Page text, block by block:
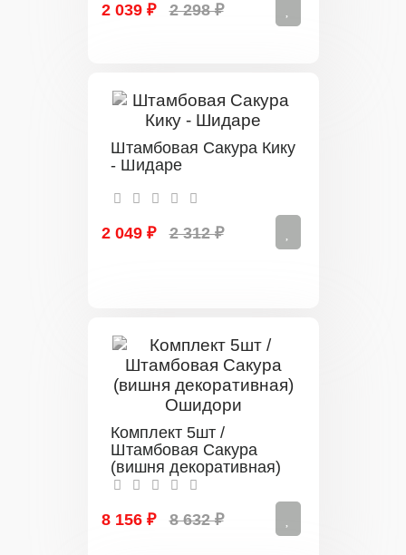
2 039 ₽ 2 298 ₽
Штамбовая Сакура Кику
- Шидаре
2 049 ₽ 2 312 ₽
Комплект 5шт /
Штамбовая Сакура
(вишня декоративная)
Ошидори
8 156 ₽
8 632 ₽